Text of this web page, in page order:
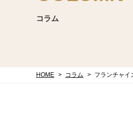
コラム
HOME コラム フランチャイ